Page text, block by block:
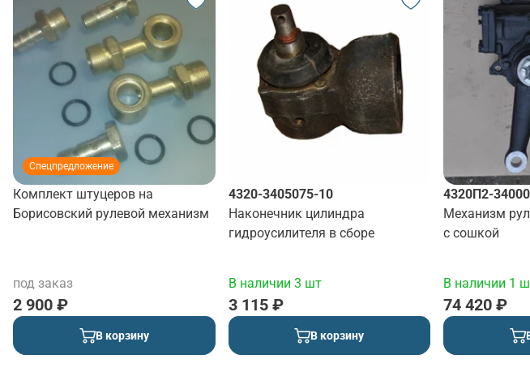
Спецпредложение
Комплект штуцеров на
Борисовский рулевой механизм
под заказ
2 900 ₽
В корзину
4320-3405075-10
Наконечник цилиндра
гидроусилителя в сборе
В наличии 3 шт
3 115 ₽
В корзину
4320П2-
Механизм
с сошкой
В наличии 1
74 420 ₽